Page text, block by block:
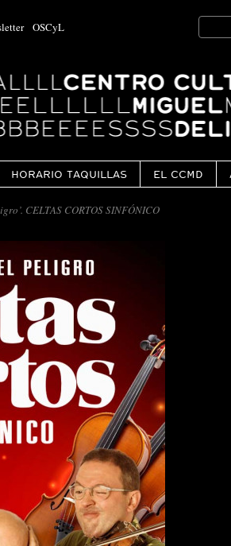
OSCyL
Search
for:
HORARIO TAQUILLAS EL CCMD
CELTAS CORTOS SINFÓNICO